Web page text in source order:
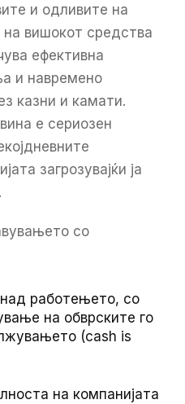
и одливите на
вишокот средства
ефективна
и навремено
казни и камати.
е сериозен
загрозувајќи ја
со
работењето, со
на обврските го
(cash is
на компанијата